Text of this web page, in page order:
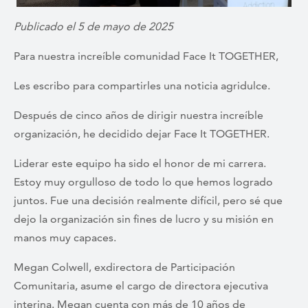
Publicado el 5 de mayo de 2025
Para nuestra increíble comunidad Face It TOGETHER,
Les escribo para compartirles una noticia agridulce.
Después de cinco años de dirigir nuestra increíble
organización, he decidido dejar Face It TOGETHER.
Liderar este equipo ha sido el honor de mi carrera.
Estoy muy orgulloso de todo lo que hemos logrado
juntos. Fue una decisión realmente difícil, pero sé que
dejo la organización sin fines de lucro y su misión en
manos muy capaces.
Megan Colwell, exdirectora de Participación
Comunitaria, asume el cargo de directora ejecutiva
interina. Megan cuenta con más de 10 años de